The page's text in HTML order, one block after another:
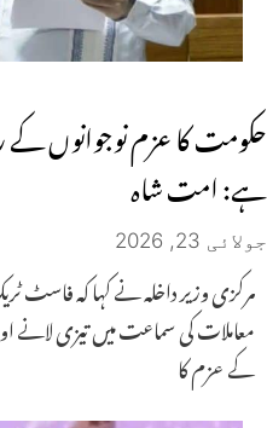
حکومت کا عزم نوجوانوں کے
ہے: امت شاہ
جولائی 23, 2026
مرکزی وزیر داخلہ نے کہا کہ فاسٹ
معاملات کی سماعت میں تیزی لانے
کے عزم کا